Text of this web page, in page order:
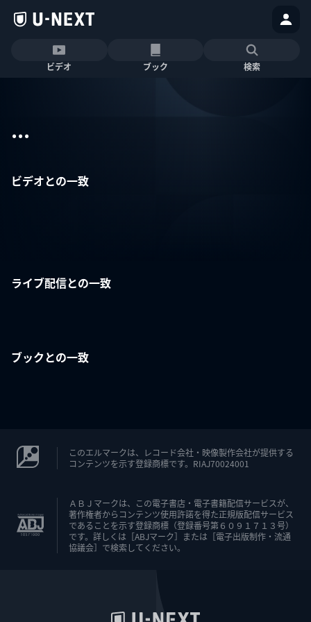
ビデオ ブック 検索
...
ビデオとの一致
ライブ配信との一致
ブックとの一致
このエルマークは、レコード会社・映像製作会社が提供する
コンテンツを示す登録商標です。RIAJ70024001
ＡＢＪマークは、この電子書店・電子書籍配信サービスが、
著作権者からコンテンツ使用許諾を得た正規版配信サービス
であることを示す登録商標（登録番号第６０９１７１３号）
です。詳しくは［ABJマーク］または［電子出版制作・流通
協議会］で検索してください。